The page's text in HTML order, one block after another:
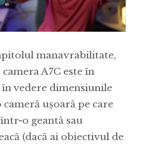
manavrabilitate,
A7C este în
în vedere dimensiunile
cameră ușoară pe care
o geantă sau
(dacă ai obiectivul de